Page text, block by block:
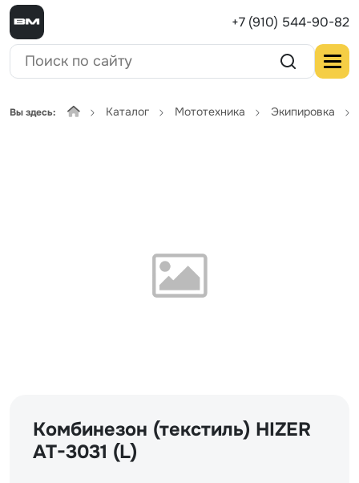
+7 (910) 544-90-82
Вы здесь: Каталог Мототехника Экипировка
Комбинезон (текстиль) HIZER
AT-3031 (L)